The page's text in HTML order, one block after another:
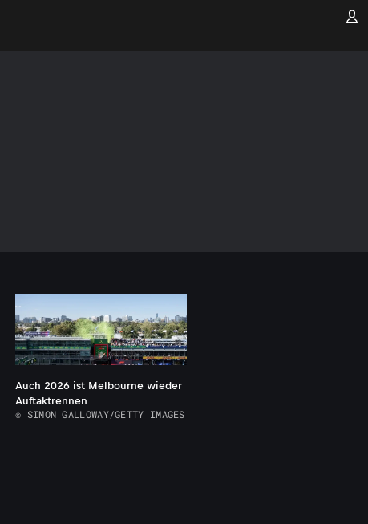
Auch 2026 ist Melbourne wieder
Auftaktrennen
© SIMON GALLOWAY/GETTY IMAGES